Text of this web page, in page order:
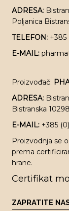
ADRESA:
Poljanica
TELEFON:+385
E-MAIL:
Proizvođač:
ADRESA:
Bistranska
E-MAIL:+385
Proizvodnja se
prema
hrane.
Certifikat
ZAPRATITE